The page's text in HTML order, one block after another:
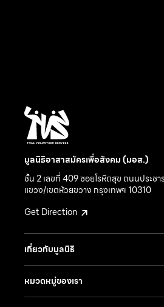
มูลนิธิอาสาสมัครเพื่อสังคม (มอส.)
ชั้น 2 เลขที่ 409 ซอยโรหิตสุข ถนนประช
แขวง/เขตห้วยขวาง กรุงเทพฯ 10310
Get Direction
เกี่ยวกับมูลนิธิ
หมวดหมู่ของเรา